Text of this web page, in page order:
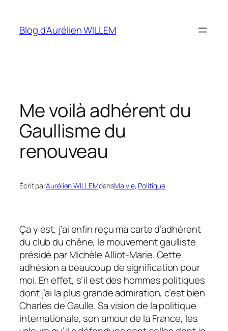
contenu
Blog d'Aurélien WILLEM
Me voilà adhérent du
Gaullisme du
renouveau
Écrit parAurélien WILLEMdansMa vie, Politique
Ça y est, j’ai enfin reçu ma carte d’adhérent
du club du chêne, le mouvement gaulliste
présidé par Michèle Alliot-Marie. Cette
adhésion a beaucoup de signification pour
moi. En effet, s’il est des hommes politiques
dont j’ai la plus grande admiration, c’est bien
Charles de Gaulle. Sa vision de la politique
internationale, son amour de la France, les